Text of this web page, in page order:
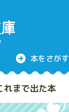
本をさがす
れまで出た本